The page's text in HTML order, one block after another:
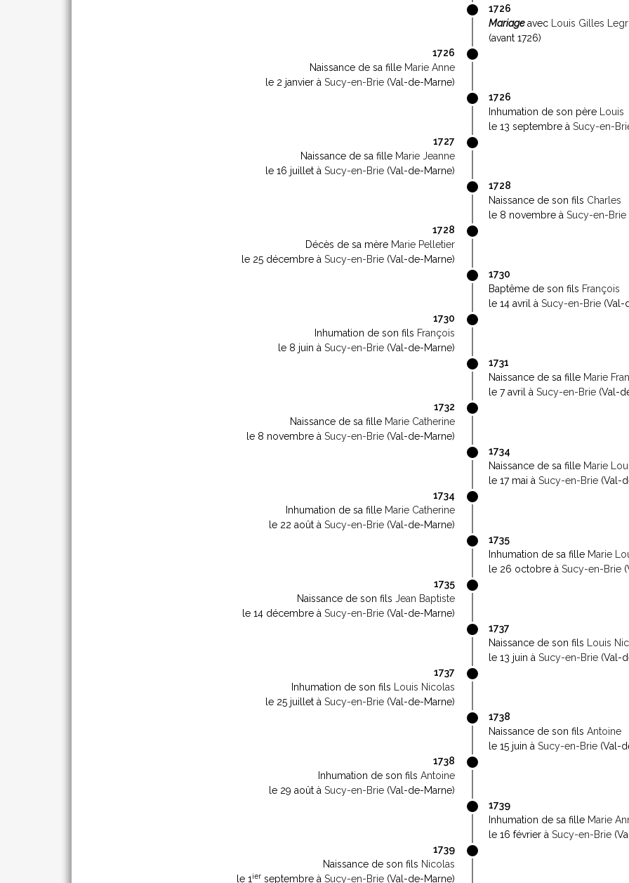
1726
Mariageavec
Louis Gilles
(avant 1726)
1726
Naissance de sa fille Marie Anne
le 2 janvier à Sucy-en-Brie (Val-de-Marne)
1726
Inhumation de son père
Louis
le 13 septembre à Sucy-en-
1727
Naissance de sa fille Marie Jeanne
le 16 juillet à Sucy-en-Brie (Val-de-Marne)
1728
Naissance de son fils Charles
le 8 novembre à Sucy-en-Brie
1728
Décès de sa mère Marie Pelletier
le 25 décembre à Sucy-en-Brie (Val-de-Marne)
1730
Baptême de son fils François
le 14 avril à Sucy-en-Brie (Val-
1730
Inhumation de son fils François
le 8 juin à Sucy-en-Brie (Val-de-Marne)
1731
Naissance de sa fille Marie
le 7 avril à Sucy-en-Brie (Val-
1732
Naissance de sa fille Marie Catherine
le 8 novembre à Sucy-en-Brie (Val-de-Marne)
1734
Naissance de sa fille Marie
le 17 mai à Sucy-en-Brie (Val-
1734
Inhumation de sa fille Marie Catherine
le 22 août à Sucy-en-Brie (Val-de-Marne)
1735
Inhumation de sa fille Marie
le 26 octobre à Sucy-en-Brie
1735
Naissance de son fils Jean Baptiste
le 14 décembre à Sucy-en-Brie (Val-de-Marne)
1737
Naissance de son fils
Louis
le 13 juin à Sucy-en-Brie (Val-
1737
Inhumation de son fils
Louis Nicolas
le 25 juillet à Sucy-en-Brie (Val-de-Marne)
1738
Naissance de son fils Antoine
le 15 juin à Sucy-en-Brie (Val-
1738
Inhumation de son fils Antoine
le 29 août à Sucy-en-Brie (Val-de-Marne)
1739
Inhumation de sa fille Marie
le 16 février à Sucy-en-Brie
1739
Naissance de son fils Nicolas
le 1 ier septembre à Sucy-en-Brie (Val-de-Marne)